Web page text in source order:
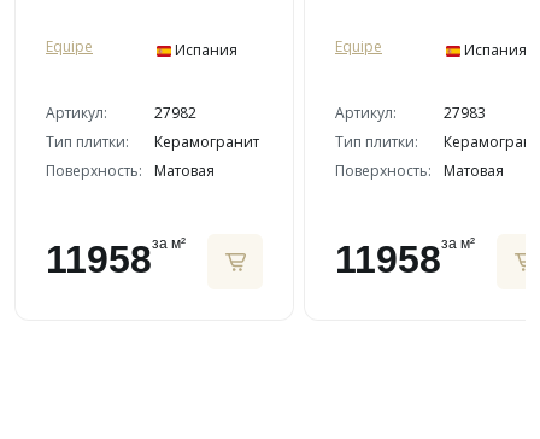
Equipe Испания
Артикул:
27982
Тип плитки:
Керамогранит
Поверхность:
Матовая
11958за м²
Equipe Испания
Артикул:
27983
Тип плитки:
Поверхность:
Матовая
11958за м²